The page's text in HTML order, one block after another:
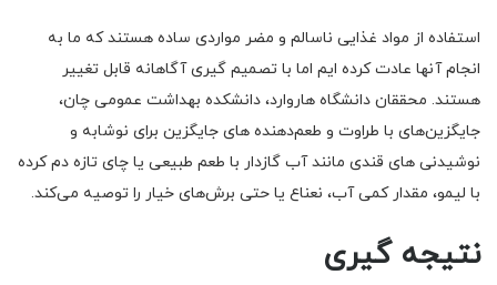
استفاده از مواد غذایی ناسالم و مضر مواردی ساده هستند که ما به
انجام آنها عادت کرده ایم اما با تصمیم گیری آگاهانه قابل تغییر
هستند. محققان دانشگاه هاروارد، دانشکده بهداشت عمومی چان،
جایگزین‌های با طراوت و طعم‌دهنده های جایگزین برای نوشابه و
نوشیدنی های قندی مانند آب گازدار با طعم طبیعی یا چای تازه دم کرده
با لیمو، مقدار کمی آب، نعناع یا حتی برش‌های خیار را توصیه می‌کند.
نتیجه گیری